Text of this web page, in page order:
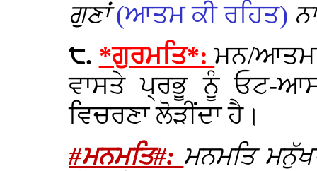
ਗੁਣਾਂ(ਆਤਮ ਕੀ ਰਹਿਤ)
੮. *ਗੁਰਮਤਿ*:ਮਨ/
ਵਾਸਤੇ ਪ੍ਰਭੂ ਨੂੰ ਓਟ-
ਵਿਚਰਣਾ ਲੋੜੀਂਦਾ ਹੈ।
#ਮਨਮਤਿ#: ਮਨਮਤਿ